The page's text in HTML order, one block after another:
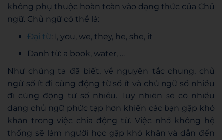
không phụ thuộc hoàn toàn vào dạng thức của Chủ
ngữ. Chủ ngữ có thể là:
Đại từ: I, you, we, they, he, she, it
Danh từ: a book, water, …
Như chúng ta đã biết, về nguyên tắc chung, chủ
ngữ số ít đi cùng động từ số ít và chủ ngữ số nhiều
đi cùng động từ số nhiều. Tuy nhiên sẽ có nhiều
dạng chủ ngữ phức tạp hơn khiến các bạn gặp khó
khăn trong việc chia động từ. Việc nhớ không hệ
thống sẽ làm người học gặp khó khăn và dẫn đến